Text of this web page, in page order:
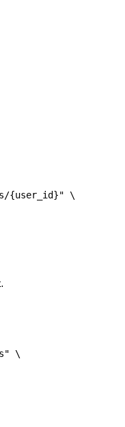
{user_id}" \
\